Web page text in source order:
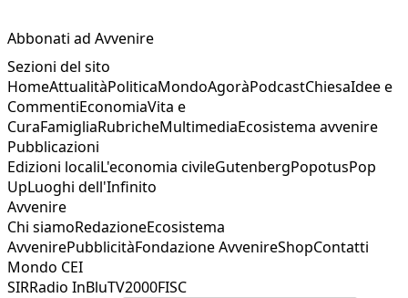
Abbonati ad Avvenire
Sezioni del sito
HomeAttualitàPoliticaMondoAgoràPodcastChiesaIdee e
CommentiEconomiaVita e
CuraFamigliaRubricheMultimediaEcosistema avvenire
Pubblicazioni
Edizioni localiL'economia civileGutenbergPopotusPop
UpLuoghi dell'Infinito
Avvenire
Chi siamoRedazioneEcosistema
AvvenirePubblicitàFondazione AvvenireShopContatti
Mondo CEI
SIRRadio InBluTV2000FISC